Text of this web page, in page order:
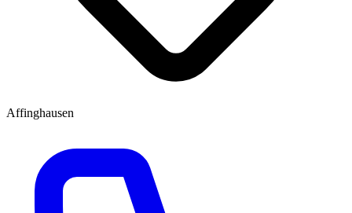
Affinghausen